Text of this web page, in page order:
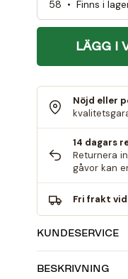
LÄGG I
Nöjd eller
14 dagars
Returnera
gåvor kan
Fri frakt
KUNDESERVICE
BESKRIVNING